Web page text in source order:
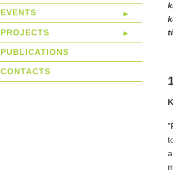
EVENTS
PROJECTS
PUBLICATIONS
CONTACTS